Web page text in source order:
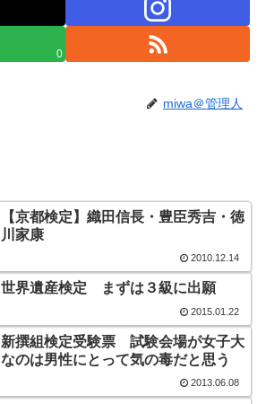
0
miwa＠管理人
【京都検定】織田信長・豊臣秀吉・徳
川家康
2010.12.14
世界遺産検定 まずは３級に出願
2015.01.22
新撰組検定受験票 試験会場が女子大
なのは男性にとって気の毒だと思う
2013.06.08